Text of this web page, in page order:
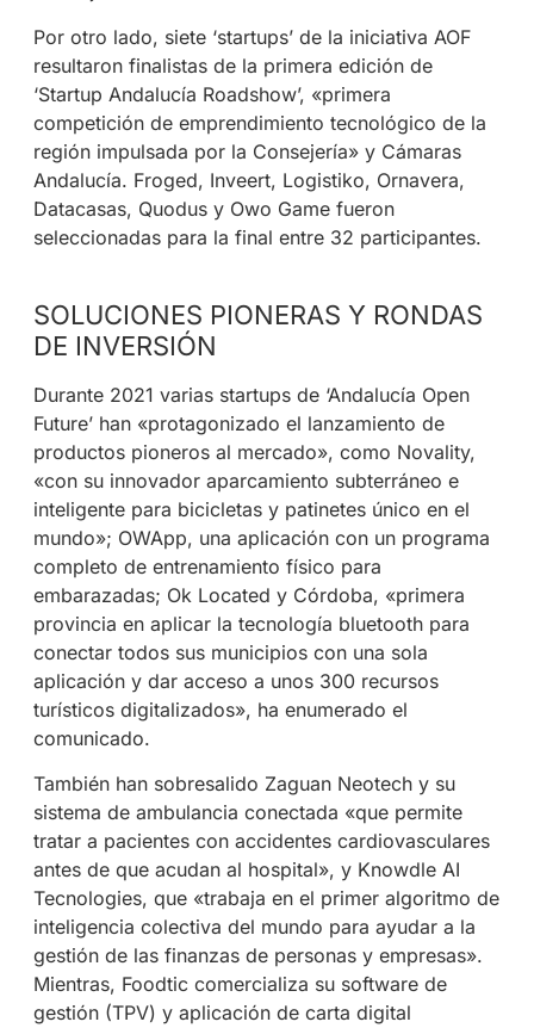
Por otro lado, siete ‘startups’ de la iniciativa AOF
resultaron finalistas de la primera edición de
‘Startup Andalucía Roadshow’, «primera
competición de emprendimiento tecnológico de la
región impulsada por la Consejería» y Cámaras
Andalucía. Froged, Inveert, Logistiko, Ornavera,
Datacasas, Quodus y Owo Game fueron
seleccionadas para la final entre 32 participantes.
SOLUCIONES PIONERAS Y RONDAS
DE INVERSIÓN
Durante 2021 varias startups de ‘Andalucía Open
Future’ han «protagonizado el lanzamiento de
productos pioneros al mercado», como Novality,
«con su innovador aparcamiento subterráneo e
inteligente para bicicletas y patinetes único en el
mundo»; OWApp, una aplicación con un programa
completo de entrenamiento físico para
embarazadas; Ok Located y Córdoba, «primera
provincia en aplicar la tecnología bluetooth para
conectar todos sus municipios con una sola
aplicación y dar acceso a unos 300 recursos
turísticos digitalizados», ha enumerado el
comunicado.
También han sobresalido Zaguan Neotech y su
sistema de ambulancia conectada «que permite
tratar a pacientes con accidentes cardiovasculares
antes de que acudan al hospital», y Knowdle AI
Tecnologies, que «trabaja en el primer algoritmo de
inteligencia colectiva del mundo para ayudar a la
gestión de las finanzas de personas y empresas».
Mientras, Foodtic comercializa su software de
gestión (TPV) y aplicación de carta digital